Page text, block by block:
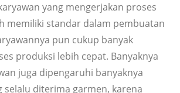
yang mengerjakan proses
memiliki standar dalam pembuatan
pun cukup banyak
produksi lebih cepat. Banyaknya
juga dipengaruhi banyaknya
selalu diterima garmen, karena